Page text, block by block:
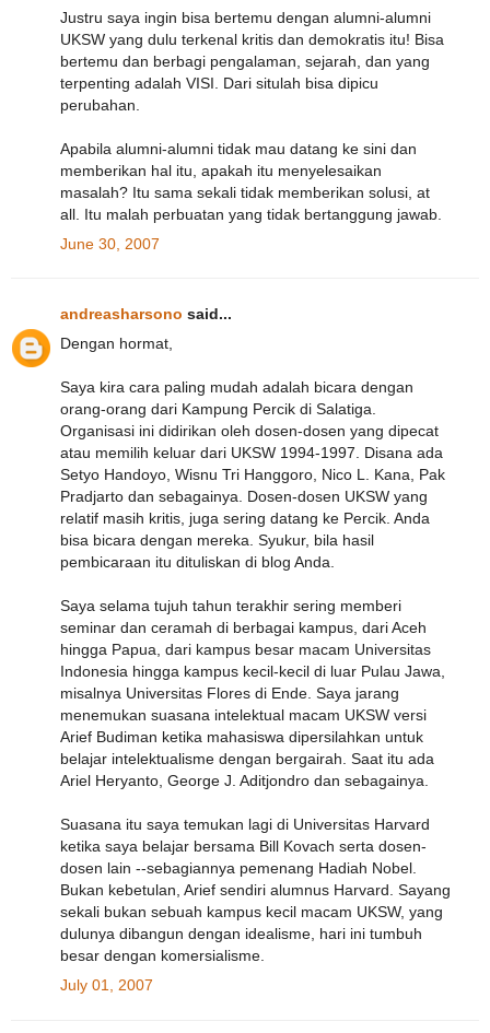
Justru saya ingin bisa bertemu dengan alumni-alumni
UKSW yang dulu terkenal kritis dan demokratis itu! Bisa
bertemu dan berbagi pengalaman, sejarah, dan yang
terpenting adalah VISI. Dari situlah bisa dipicu
perubahan.
Apabila alumni-alumni tidak mau datang ke sini dan
memberikan hal itu, apakah itu menyelesaikan
masalah? Itu sama sekali tidak memberikan solusi, at
all. Itu malah perbuatan yang tidak bertanggung jawab.
June 30, 2007
andreasharsono said...
Dengan hormat,
Saya kira cara paling mudah adalah bicara dengan
orang-orang dari Kampung Percik di Salatiga.
Organisasi ini didirikan oleh dosen-dosen yang dipecat
atau memilih keluar dari UKSW 1994-1997. Disana ada
Setyo Handoyo, Wisnu Tri Hanggoro, Nico L. Kana, Pak
Pradjarto dan sebagainya. Dosen-dosen UKSW yang
relatif masih kritis, juga sering datang ke Percik. Anda
bisa bicara dengan mereka. Syukur, bila hasil
pembicaraan itu dituliskan di blog Anda.
Saya selama tujuh tahun terakhir sering memberi
seminar dan ceramah di berbagai kampus, dari Aceh
hingga Papua, dari kampus besar macam Universitas
Indonesia hingga kampus kecil-kecil di luar Pulau Jawa,
misalnya Universitas Flores di Ende. Saya jarang
menemukan suasana intelektual macam UKSW versi
Arief Budiman ketika mahasiswa dipersilahkan untuk
belajar intelektualisme dengan bergairah. Saat itu ada
Ariel Heryanto, George J. Aditjondro dan sebagainya.
Suasana itu saya temukan lagi di Universitas Harvard
ketika saya belajar bersama Bill Kovach serta dosen-
dosen lain --sebagiannya pemenang Hadiah Nobel.
Bukan kebetulan, Arief sendiri alumnus Harvard. Sayang
sekali bukan sebuah kampus kecil macam UKSW, yang
dulunya dibangun dengan idealisme, hari ini tumbuh
besar dengan komersialisme.
July 01, 2007